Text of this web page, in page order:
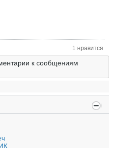
1 нравится
к сообщениям